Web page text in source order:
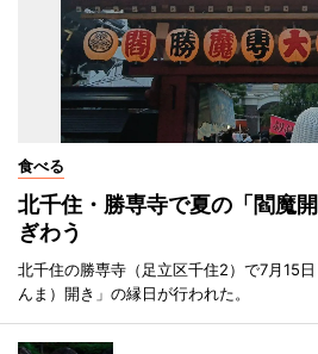
食べる
北千住・勝専寺で夏の「閻魔
ぎわう
北千住の勝専寺（足立区千住2）で7月15
んま）開き」の縁日が行われた。